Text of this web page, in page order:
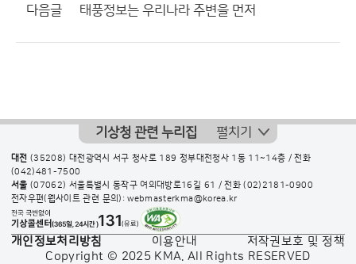
다음글 태풍정보는 우리나라 주변을 먼저
기상청 관련 누리집 펼치기
대전 (35208) 대전광역시 서구 청사로 189 정부대전청사 1동 11~14층 / 전화
(042)481-7500
서울 (07062) 서울특별시 동작구 여의대방로16길 61 / 전화(02)2181-0900
전자우편(웹사이트 관련 문의): webmasterkma@korea.kr
개인정보처리방침 이용안내
저작권보호 및 정책
Copyright © 2025 KMA. All Rights RESERVED